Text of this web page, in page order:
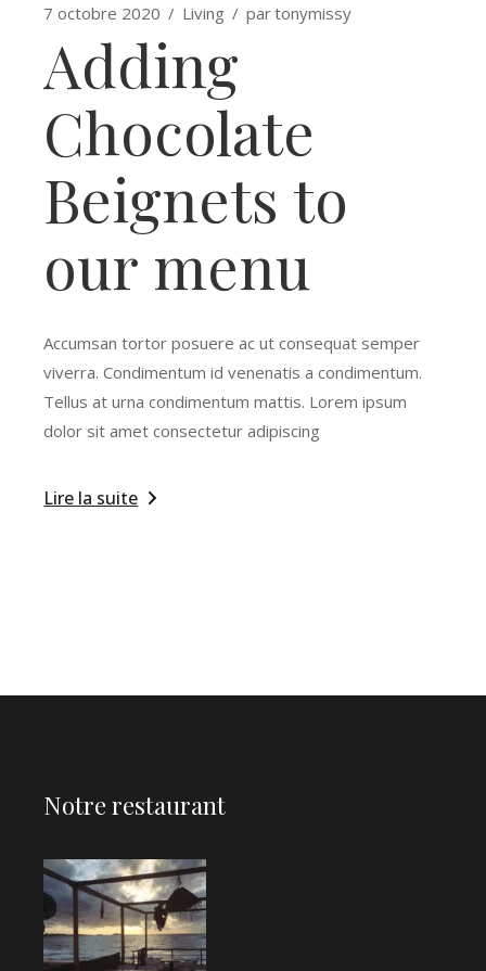
7 octobre 2020 Living partonymissy
Adding
Chocolate
Beignets to
our menu
Accumsan tortor posuere ac ut consequat semper
viverra. Condimentum id venenatis a condimentum.
Tellus at urna condimentum mattis. Lorem ipsum
dolor sit amet consectetur adipiscing
Lire la suite
Notre restaurant